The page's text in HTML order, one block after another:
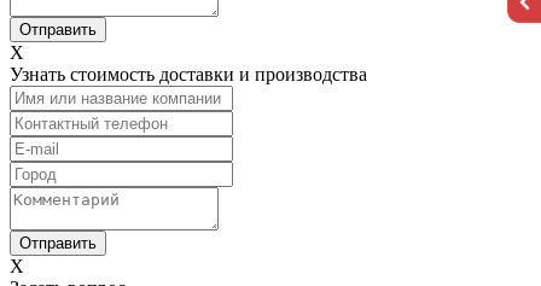
X
Узнать стоимость доставки и производства
X